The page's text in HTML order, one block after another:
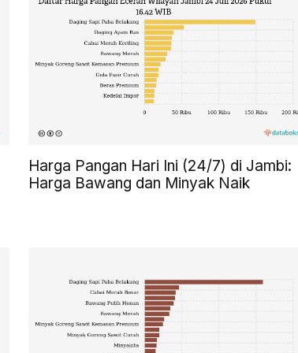
Harga Pangan Hari Ini (24/7) di Jambi:
Harga Bawang dan Minyak Naik